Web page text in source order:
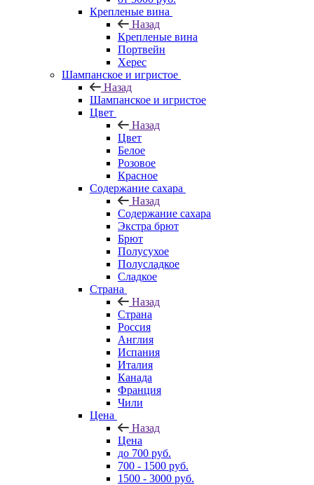
Крепленые вина
Назад
Крепленые вина
Портвейн
Херес
Шампанское и игристое
Назад
Шампанское и игристое
Цвет
Назад
Цвет
Белое
Розовое
Красное
Содержание сахара
Назад
Содержание сахара
Экстра брют
Брют
Полусухое
Полусладкое
Сладкое
Страна
Назад
Страна
Россия
Англия
Испания
Италия
Канада
Франция
Чили
Цена
Назад
Цена
до 700 руб.
700 - 1500 руб.
1500 - 3000 руб.